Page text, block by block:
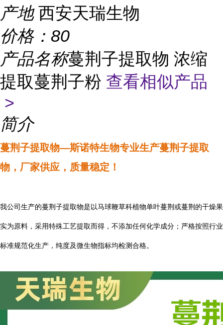
产地 西安天瑞生物
价格： 80
产品名称蔓荆子提取物 浓缩
提取蔓荆子粉 查看相似产品
>
简介
蔓荆子提取物—斯诺特生物专业生产蔓荆子提取
物 ，厂家供应，质量稳定！
我公司生产的蔓荆子提取物是以马球鞭草科植物单叶蔓荆或蔓荆的干燥果
实为原料，采用特殊工艺提取而得，不添加任何化学成分； 严格按照行业
标准规范化生产，纯度及微生物指标均检测合格。